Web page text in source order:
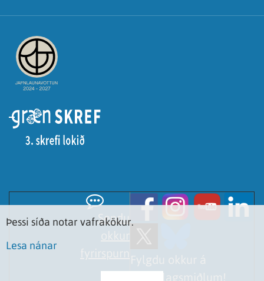
Sendu
Þessi síða notar vafrakökur.
Lesa nánar